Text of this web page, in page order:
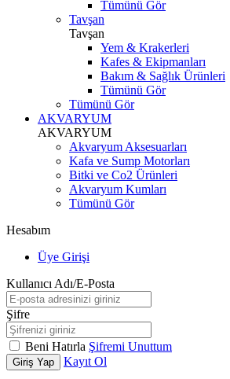
Tümünü Gör
Tavşan
Tavşan
Yem & Krakerleri
Kafes & Ekipmanları
Bakım & Sağlık Ürünleri
Tümünü Gör
Tümünü Gör
AKVARYUM
AKVARYUM
Akvaryum Aksesuarları
Kafa ve Sump Motorları
Bitki ve Co2 Ürünleri
Akvaryum Kumları
Tümünü Gör
Hesabım
Üye Girişi
Kullanıcı Adı/E-Posta
Şifre
Beni Hatırla Şifremi Unuttum
Giriş Yap Kayıt Ol